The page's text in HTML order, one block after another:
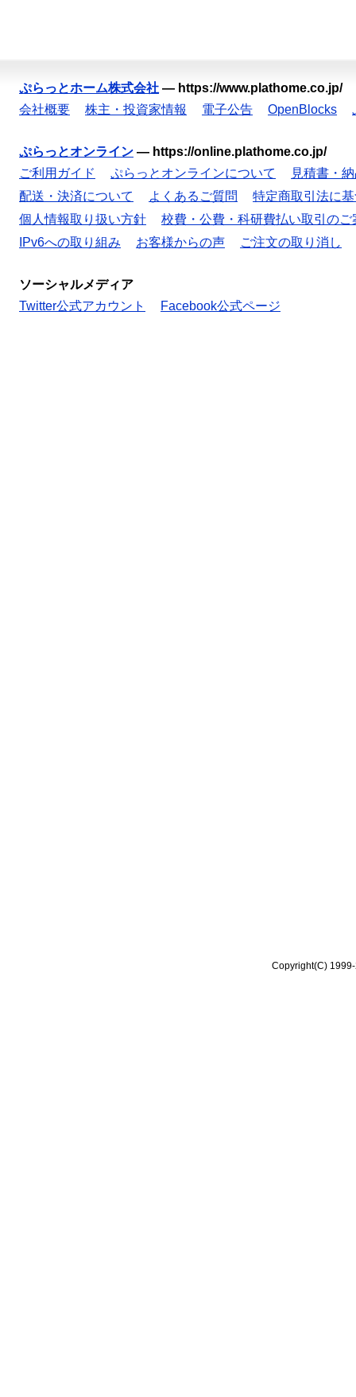
ぷらっとホーム株式会社 — https://www.plathome.co.jp/
会社概要
株主・投資家情報 電子公告 OpenBlocks
ぷらっとオンライン — https://online.plathome.co.jp/
ご利用ガイド
ぷらっとオンラインについて
見積書・
配送・決済について
よくあるご質問
特定商取引法に
個人情報取り扱い方針
校費・公費・科研費払い取引のご
IPv6への取り組み
お客様からの声 ご注文の取り消し
ソーシャルメディア
Twitter公式アカウント
Facebook公式ページ
Copyright(C)